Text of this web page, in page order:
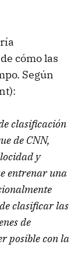
cómo las
Según
clasificación
de CNN,
y
entrenar una
clasificar las
de
posible con la